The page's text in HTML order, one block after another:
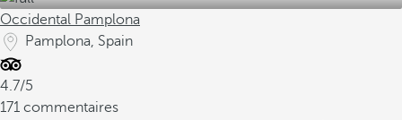
Occidental Pamplona
Pamplona, Spain
4.7/5
171 commentaires